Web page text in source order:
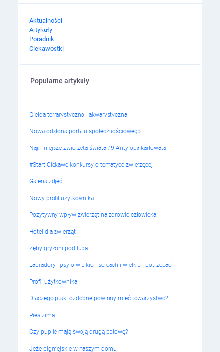
Aktualności
Artykuły
Poradniki
Ciekawostki
Popularne artykuły
Giełda terrarystyczno - akwarystyczna
Nowa odsłona portalu społecznościowego
Najmniejsze zwierzęta świata #9 Antylopa karłowata
#Start Ciekawe konkursy o tematyce zwierzęcej
Galeria zdjęć
Nowy profil użytkownika
Pozytywny wpływ zwierząt na zdrowie człowieka
Hotel dla zwierząt
Zęby gryzoni pod lupą
Labradory - psy o wielkich sercach i wielkich potrzebach
Profil użytkownika
Dlaczego ptaki ozdobne powinny mieć towarzystwo?
Pies zimą
Czy pupile mają swoją drugą połowę?
Jeże pigmejskie w naszym domu